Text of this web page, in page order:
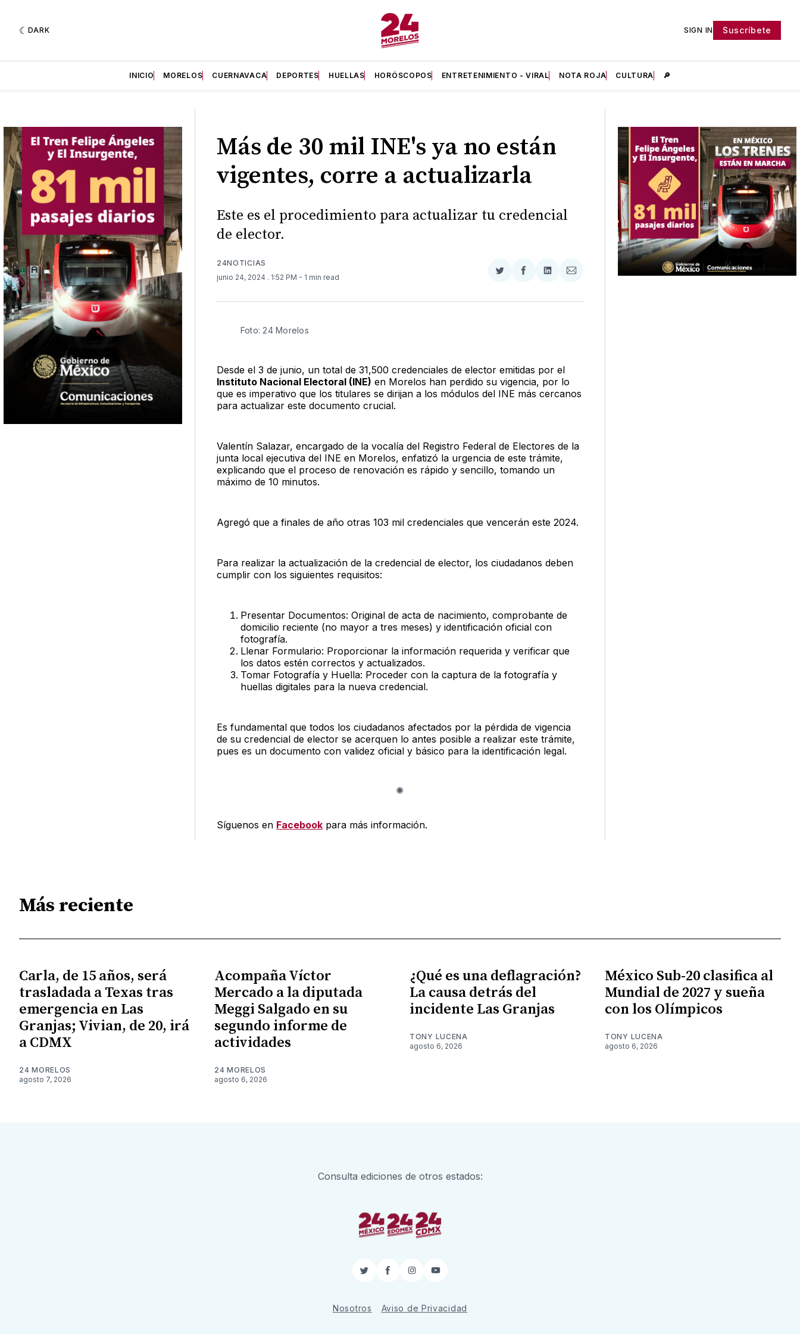
DARK SIGN IN Suscríbete
INICIO MORELOS CUERNAVACA DEPORTES HUELLAS HORÓSCOPOS ENTRETENIMIENTO - VIRAL NOTA ROJA CULTURA 🔎
Más de 30 mil INE's ya no están
vigentes, corre a actualizarla
Este es el procedimiento para actualizar tu credencial
de elector.
24NOTICIAS
junio 24, 2024 . 1:52 PM - 1 min read
Compartir
Twitter
Compartir
Facebook
Compartir
LinkedIn
Compartir
Email
Foto: 24 Morelos
Desde el 3 de junio, un total de 31,500 credenciales de elector emitidas por el
Instituto Nacional Electoral (INE) en Morelos han perdido su vigencia, por lo
que es imperativo que los titulares se dirijan a los módulos del INE más cercanos
para actualizar este documento crucial.
Valentín Salazar, encargado de la vocalía del Registro Federal de Electores de la
junta local ejecutiva del INE en Morelos, enfatizó la urgencia de este trámite,
explicando que el proceso de renovación es rápido y sencillo, tomando un
máximo de 10 minutos.
Agregó que a finales de año otras 103 mil credenciales que vencerán este 2024.
Para realizar la actualización de la credencial de elector, los ciudadanos deben
cumplir con los siguientes requisitos:
Presentar Documentos: Original de acta de nacimiento, comprobante de
domicilio reciente (no mayor a tres meses) y identificación oficial con
fotografía.
Llenar Formulario: Proporcionar la información requerida y verificar que
los datos estén correctos y actualizados.
Tomar Fotografía y Huella: Proceder con la captura de la fotografía y
huellas digitales para la nueva credencial.
Es fundamental que todos los ciudadanos afectados por la pérdida de vigencia
de su credencial de elector se acerquen lo antes posible a realizar este trámite,
pues es un documento con validez oficial y básico para la identificación legal.
Síguenos en Facebookpara más información.
Más reciente
Carla, de 15 años, será
trasladada a Texas tras
emergencia en Las
Granjas; Vivian, de 20, irá
a CDMX
24 MORELOS
agosto 7, 2026
Acompaña Víctor
Mercado a la diputada
Meggi Salgado en su
segundo informe de
actividades
24 MORELOS
agosto 6, 2026
¿Qué es una deflagración?
La causa detrás del
incidente Las Granjas
TONY LUCENA
agosto 6, 2026
México Sub-20 clasifica al
Mundial de 2027 y sueña
con los Olímpicos
TONY LUCENA
agosto 6, 2026
Consulta ediciones de otros estados:
TwitterFacebook
InstagramYouTube
Nosotros Aviso de Privacidad